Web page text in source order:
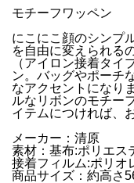
モチーフワッペン
にこにこ顔のシンプ
を自由に変えられる
（アイロン接着タイ
ン。バッグやポーチ
なアクセントになり
ルなリボンのモチー
イテムにつければ、
メーカー：清原
素材：基布:ポリエス
接着フィルム:ポリオ
商品サイズ：約高さ